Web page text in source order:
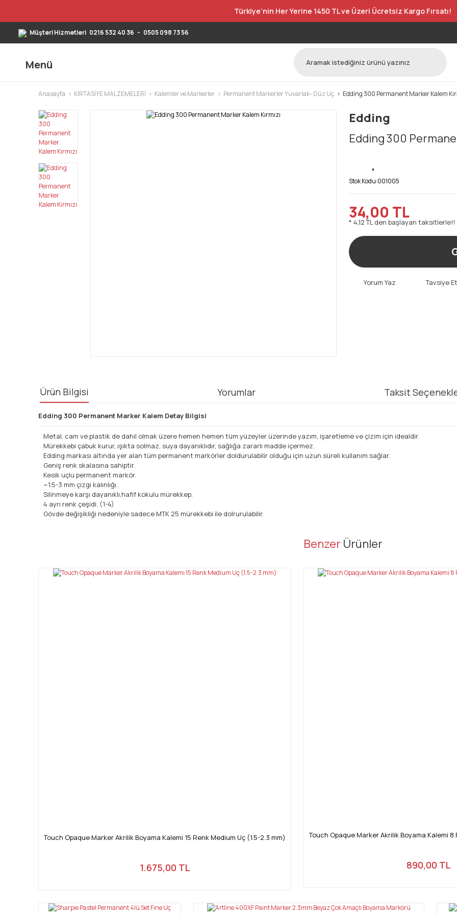
Türkiye’nin Her Yerine 1450 TL ve Üzeri Ücretsiz Kargo Fırsatı!
Müşteri Hizmetleri 0216 532 40 36 - 0505 098 73 56
Menü
Anasayfa KIRTASİYE MALZEMELERİ Kalemler ve Markerler Permanent Markerler Yuvarlak- Düz Uç Edding 300 Permanent Marker Kalem
Edding
Edding 300
Stok Kodu:001005
34,00 TL
* 4,12 TL den başlayan taksitlerle!!
Yorum Yaz Tavsiye Et
Ürün Bilgisi Yorumlar Taksit
Edding 300 Permanent Marker Kalem Detay Bilgisi
Metal, cam ve plastik de dahil olmak üzere hemen hemen tüm yüzeyler üzerinde yazım, işaretleme ve çizim için idealdir.
Mürekkebi çabuk kurur, ışıkta solmaz, suya dayanıklıdır, sağlığa zararlı madde içermez.
Edding markası altında yer alan tüm permanent markörler doldurulabilir olduğu için uzun süreli kullanım sağlar.
Geniş renk skalasına sahiptir.
Kesik uçlu permanent markör.
~1.5-3 mm çizgi kalınlığı.
Silinmeye karşı dayanıklı,hafif kokulu mürekkep.
4 ayrı renk çeşidi. (1-4)
Gövde değişikliği nedeniyle sadece MTK 25 mürekkebi ile dolrurulabilir.
Bu ürünün fiyat bilgisi, resim, ürün açıklamalarında ve diğer konularda yetersiz gördüğünüz noktaları öneri formunu kullanarak
Ürün resmi kalitesiz, bozuk veya görüntülenemiyor.
Benzer Ürünler
Touch Opaque Marker Akrilik Boyama Kalemi 15 Renk Medium Uç (1.5-2.3 mm)
1.675,00 TL
Touch Opaque Marker Akrilik Boyama Kalemi 8
890,00 TL